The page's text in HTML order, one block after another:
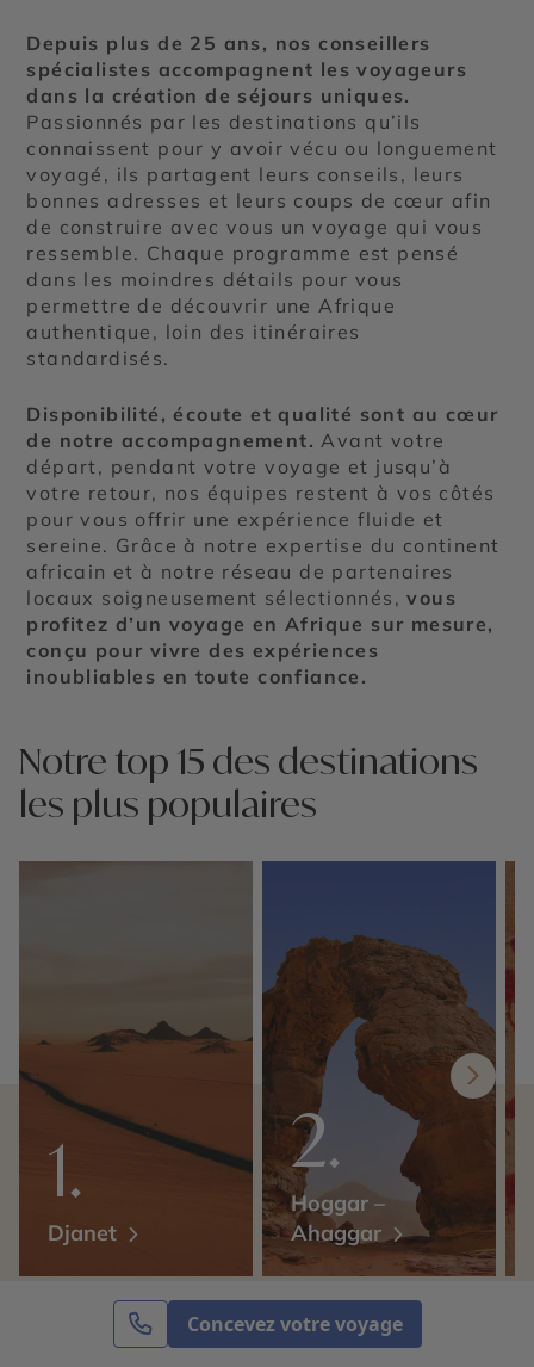
Concevez votre voyage
Depuis plus de 25 ans, nos conseillers
spécialistes accompagnent les voyageurs
dans la création de séjours uniques.
Passionnés par les destinations qu’ils
connaissent pour y avoir vécu ou longuement
voyagé, ils partagent leurs conseils, leurs
bonnes adresses et leurs coups de cœur afin
de construire avec vous un voyage qui vous
ressemble. Chaque programme est pensé
dans les moindres détails pour vous
permettre de découvrir une Afrique
authentique, loin des itinéraires
standardisés.
Disponibilité, écoute et qualité sont au cœur
de notre accompagnement. Avant votre
départ, pendant votre voyage et jusqu’à
votre retour, nos équipes restent à vos côtés
pour vous offrir une expérience fluide et
sereine. Grâce à notre expertise du continent
africain et à notre réseau de partenaires
locaux soigneusement sélectionnés,vous
profitez d’un voyage en Afrique sur mesure,
conçu pour vivre des expériences
inoubliables en toute confiance.
Notre top 15 des destinations
les plus populaires
Djanet
Hoggar –
Ahaggar